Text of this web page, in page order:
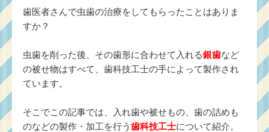
歯医者さんで虫歯の治療をしてもらったことはありま
すか？
虫歯を削った後、その歯形に合わせて入れる銀歯など
の被せ物はすべて、歯科技工士の手によって製作され
ています。
そこでこの記事では、入れ歯や被せもの、歯の詰めも
のなどの製作・加工を行う 歯科技工士について紹介。